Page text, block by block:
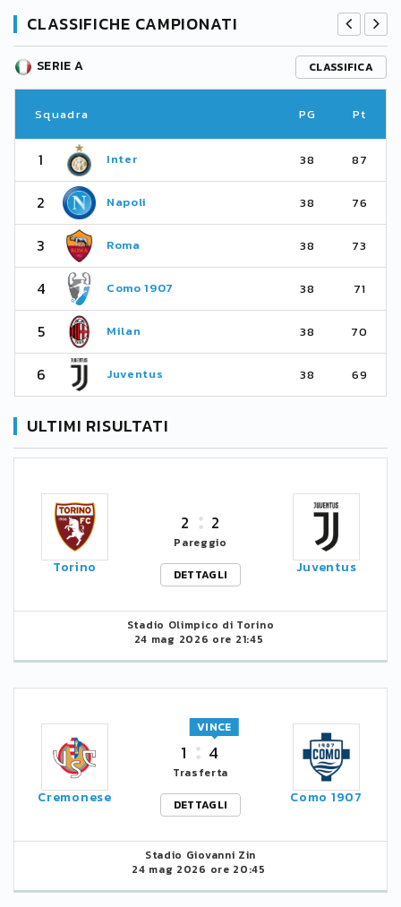
CLASSIFICHE CAMPIONATI
SERIE A CLASSIFICA
Squadra PG Pt
1 Inter 38 87
2 Napoli 38 76
3 Roma 38 73
4 Como 1907 38 71
5 Milan 38 70
6 Juventus 38 69
ULTIMI RISULTATI
Torino
2 2
Pareggio
DETTAGLI
Juventus
Stadio Olimpico di Torino
24 mag 2026 ore 21:45
Cremonese
1 4
VINCE
Trasferta
DETTAGLI
Como 1907
Stadio Giovanni Zin
24 mag 2026 ore 20:45